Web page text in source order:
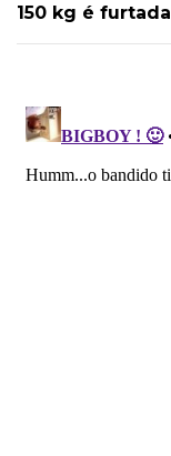
150 kg é furtada